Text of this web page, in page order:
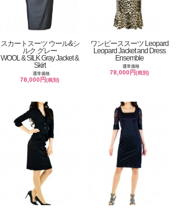
スカートスーツ ウール&シ
ルク グレー
WOOL & SILK Gray Jacket &
Skirt
通常価格
78,000円(税別)
ワンピーススーツ Leopard
Leopard Jacket and Dress
Ensemble
通常価格
78,000円(税別)